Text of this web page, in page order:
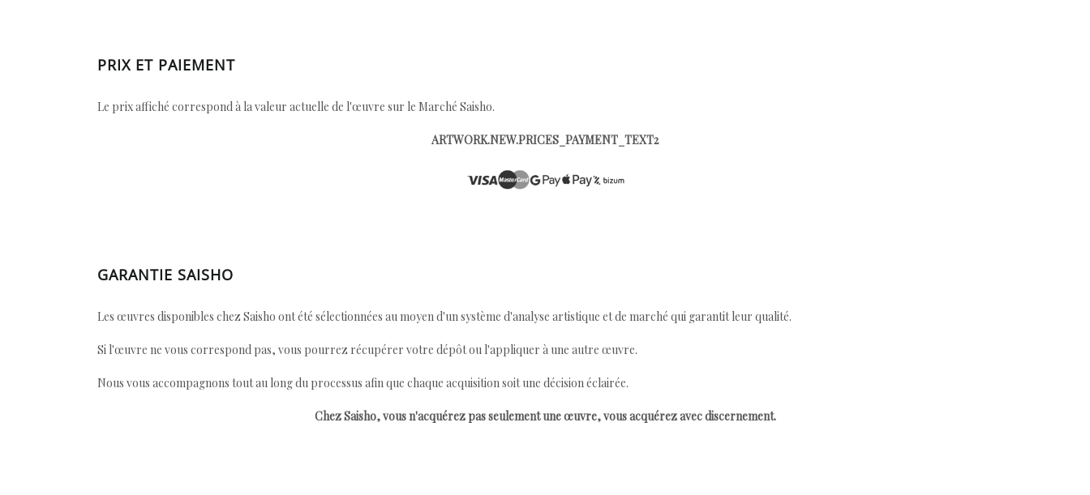
PRIX ET PAIEMENT
Le prix affiché correspond à la valeur actuelle de l'œuvre sur le Marché Saisho.
ARTWORK.NEW.PRICES_PAYMENT_TEXT2
GARANTIE SAISHO
Les œuvres disponibles chez Saisho ont été sélectionnées au moyen d'un système d'analyse artistique et de marché qui garantit leur qualité.
Si l'œuvre ne vous correspond pas, vous pourrez récupérer votre dépôt ou l'appliquer à une autre œuvre.
Nous vous accompagnons tout au long du processus afin que chaque acquisition soit une décision éclairée.
Chez Saisho, vous n'acquérez pas seulement une œuvre, vous acquérez avec discernement.